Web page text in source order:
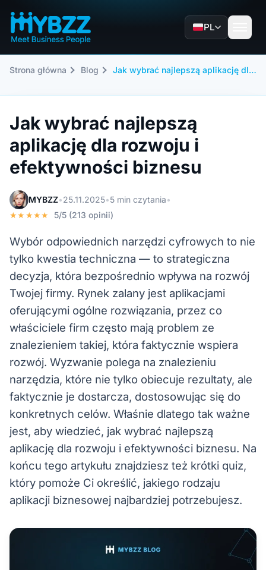
PL
Strona główna Blog Jak wybrać najlepszą aplikację dla rozwoju i efektywności biznesu
Jak wybrać najlepszą
aplikację dla rozwoju i
efektywności biznesu
MYBZZ•25.11.2025•5 min czytania•
★★★★★
5/5 (213 opinii)
Wybór odpowiednich narzędzi cyfrowych to nie
tylko kwestia techniczna — to strategiczna
decyzja, która bezpośrednio wpływa na rozwój
Twojej firmy. Rynek zalany jest aplikacjami
oferującymi ogólne rozwiązania, przez co
właściciele firm często mają problem ze
znalezieniem takiej, która faktycznie wspiera
rozwój. Wyzwanie polega na znalezieniu
narzędzia, które nie tylko obiecuje rezultaty, ale
faktycznie je dostarcza, dostosowując się do
konkretnych celów. Właśnie dlatego tak ważne
jest, aby wiedzieć, jak wybrać najlepszą
aplikację dla rozwoju i efektywności biznesu. Na
końcu tego artykułu znajdziesz też krótki quiz,
który pomoże Ci określić, jakiego rodzaju
aplikacji biznesowej najbardziej potrzebujesz.